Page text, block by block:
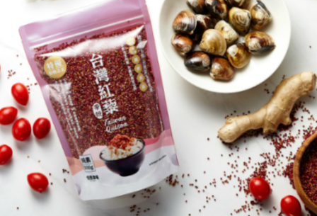
營養補給站
吃零食
愛甜點
火腿．起司．歐陸食材
料理盛宴
水餃 / 麵食 / 湯圓 / 包子
滷味 / 香腸 / 下酒菜
熟食 / 小吃 / 鮑魚罐